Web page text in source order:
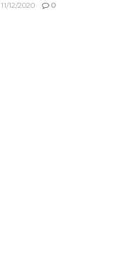
11/12/2020 0